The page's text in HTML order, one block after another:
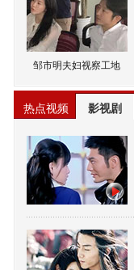
邹市明夫妇视察工地
热点视频 影视剧